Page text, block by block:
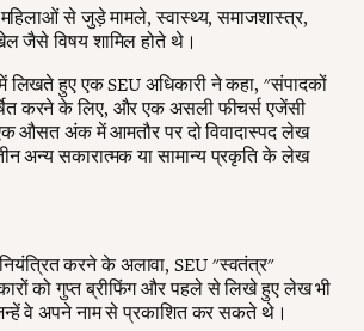
से जुड़े मामले, स्वास्थ्य, समाजशास्त्र,
जैसे विषय शामिल होते थे।
लिखते हुए एक SEU अधिकारी ने कहा, "संपादकों
करने के लिए, और एक असली फीचर्स एजेंसी
औसत अंक में आमतौर पर दो विवादास्पद लेख
अन्य सकारात्मक या सामान्य प्रकृति के लेख
करने के अलावा, SEU "स्वतंत्र"
को गुप्त ब्रीफिंग और पहले से लिखे हुए लेख भी
वे अपने नाम से प्रकाशित कर सकते थे।